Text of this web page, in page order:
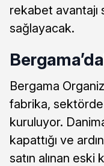
rekabet avantajı
sağlayacak.
Bergama
fabrika,
kuruluyor.
kapattığı ve
satın alınan eski